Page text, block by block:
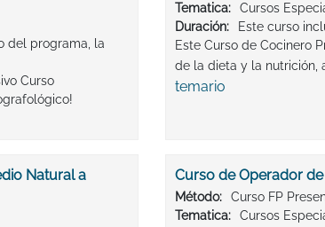
del programa, la
Curso
Tematica:
Cursos
Duración:
Este curso
Este Curso de Cocinero
de la dieta y la nutrición,
temario
Natural a
Curso de Operador
Método:
Curso FP
Tematica:
Cursos